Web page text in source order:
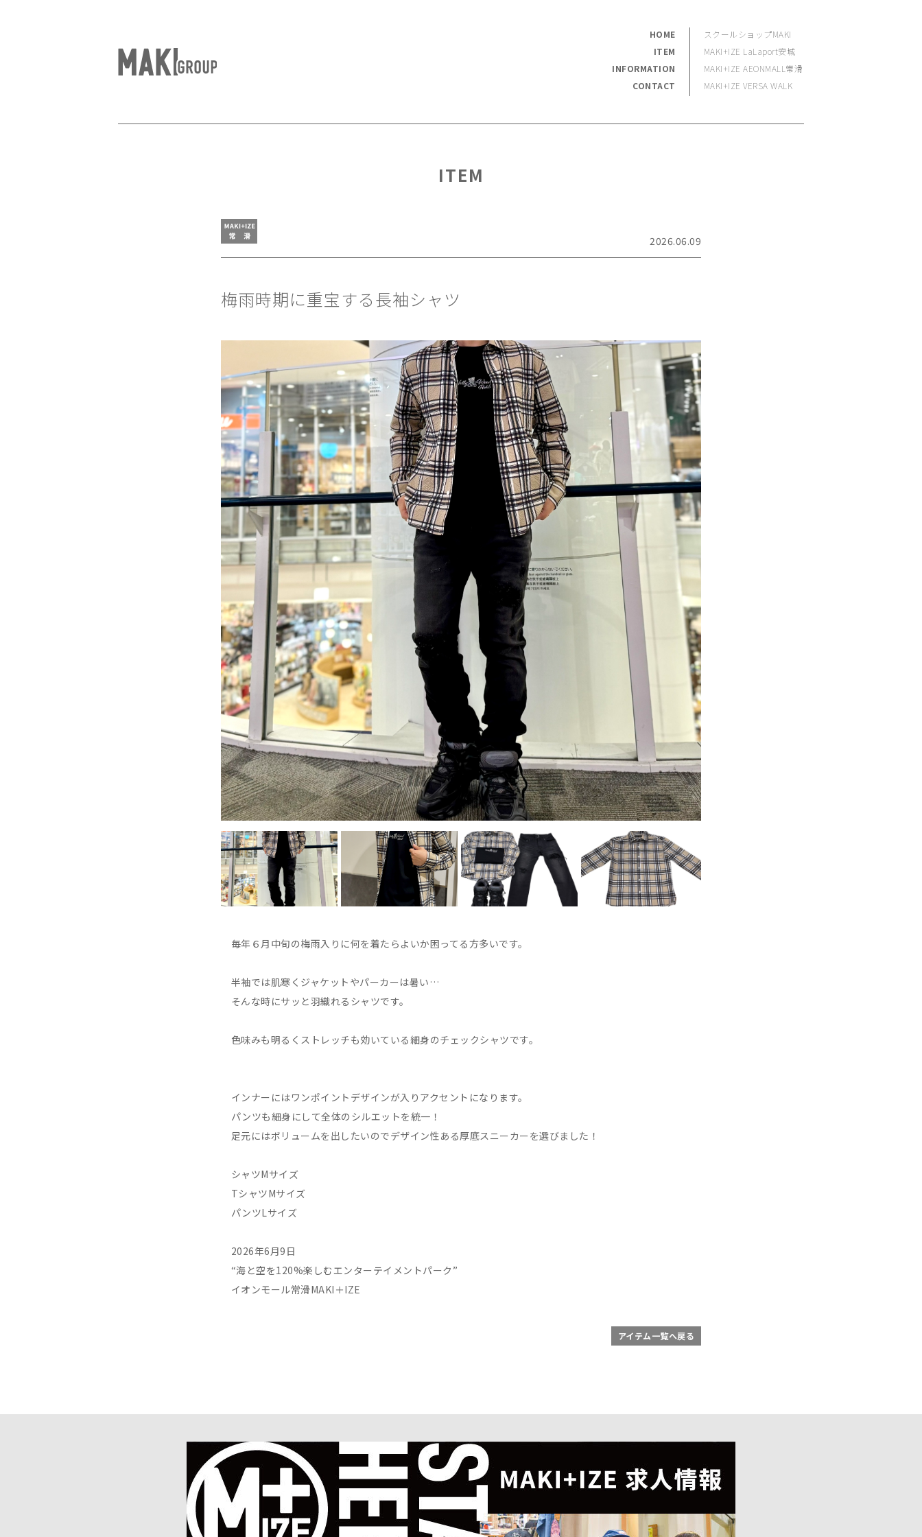
HOME
ITEM
INFORMATION
CONTACT
スクールショップMAKI
MAKI+IZE LaLaport安城
MAKI+IZE AEONMALL常滑
MAKI+IZE VERSA WALK
ITEM
2026.06.09
梅雨時期に重宝する長袖シャツ
毎年６月中旬の梅雨入りに何を着たらよいか困ってる方多いです。
半袖では肌寒くジャケットやパーカーは暑い…
そんな時にサッと羽織れるシャツです。
色味みも明るくストレッチも効いている細身のチェックシャツです。
インナーにはワンポイントデザインが入りアクセントになります。
パンツも細身にして全体のシルエットを統一！
足元にはボリュームを出したいのでデザイン性ある厚底スニーカーを選びました！
シャツMサイズ
TシャツMサイズ
パンツLサイズ
2026年6月9日
“海と空を120%楽しむエンターテイメントパーク”
イオンモール常滑MAKI＋IZE
アイテム一覧へ戻る